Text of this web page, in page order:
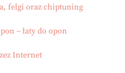
felgi oraz chiptuning
– łaty do opon
Internet